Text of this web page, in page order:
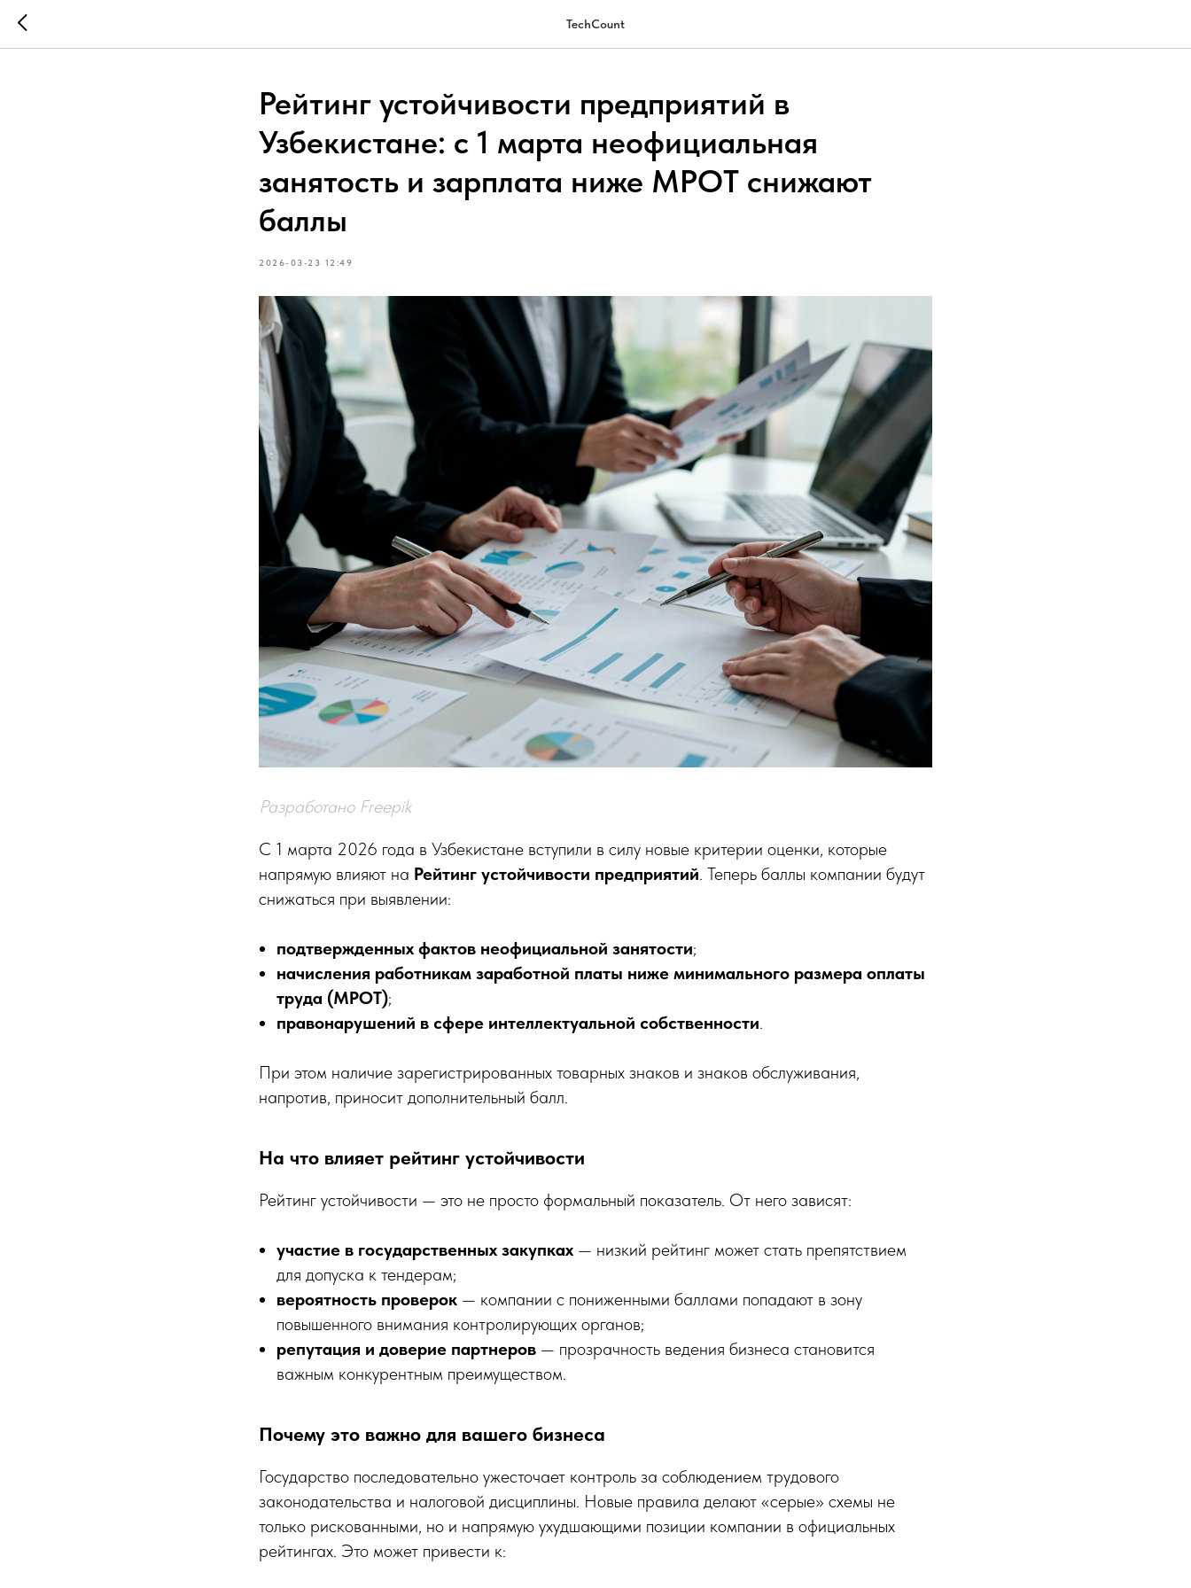
TechCount
Рейтинг устойчивости предприятий в
Узбекистане: с 1 марта неофициальная
занятость и зарплата ниже МРОТ снижают
баллы
2026-03-23 12:49
Разработано Freepik
С 1 марта 2026 года в Узбекистане вступили в силу новые критерии оценки, которые
напрямую влияют на Рейтинг устойчивости предприятий. Теперь баллы компании будут
снижаться при выявлении:
подтвержденных фактов неофициальной занятости;
начисления работникам заработной платы ниже минимального размера оплаты
труда (МРОТ);
правонарушений в сфере интеллектуальной собственности.
При этом наличие зарегистрированных товарных знаков и знаков обслуживания,
напротив, приносит дополнительный балл.
На что влияет рейтинг устойчивости
Рейтинг устойчивости — это не просто формальный показатель. От него зависят:
участие в государственных закупках — низкий рейтинг может стать препятствием
для допуска к тендерам;
вероятность проверок — компании с пониженными баллами попадают в зону
повышенного внимания контролирующих органов;
репутация и доверие партнеров — прозрачность ведения бизнеса становится
важным конкурентным преимуществом.
Почему это важно для вашего бизнеса
Государство последовательно ужесточает контроль за соблюдением трудового
законодательства и налоговой дисциплины. Новые правила делают «серые» схемы не
только рискованными, но и напрямую ухудшающими позиции компании в официальных
рейтингах. Это может привести к: